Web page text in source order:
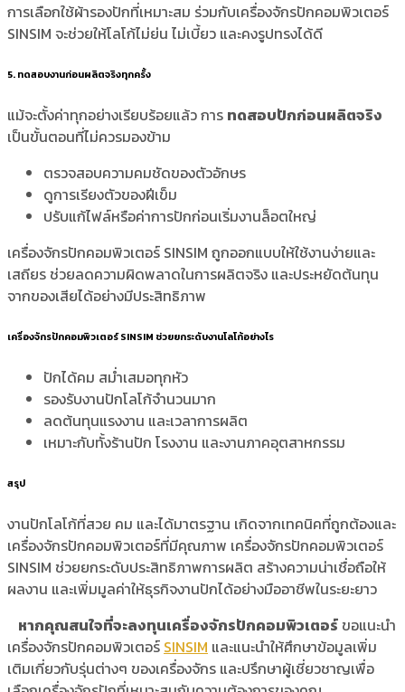
การเลือกใช้ผ้ารองปักที่เหมาะสม ร่วมกับเครื่องจักรปักคอมพิวเตอร์
SINSIM จะช่วยให้โลโก้ไม่ย่น ไม่เบี้ยว และคงรูปทรงได้ดี
5. ทดสอบงานก่อนผลิตจริงทุกครั้ง
แม้จะตั้งค่าทุกอย่างเรียบร้อยแล้ว การ ทดสอบปักก่อนผลิตจริง
เป็นขั้นตอนที่ไม่ควรมองข้าม
ตรวจสอบความคมชัดของตัวอักษร
ดูการเรียงตัวของฝีเข็ม
ปรับแก้ไฟล์หรือค่าการปักก่อนเริ่มงานล็อตใหญ่
เครื่องจักรปักคอมพิวเตอร์ SINSIM ถูกออกแบบให้ใช้งานง่ายและ
เสถียร ช่วยลดความผิดพลาดในการผลิตจริง และประหยัดต้นทุน
จากของเสียได้อย่างมีประสิทธิภาพ
เครื่องจักรปักคอมพิวเตอร์ SINSIM ช่วยยกระดับงานโลโก้อย่างไร
ปักได้คม สม่ำเสมอทุกหัว
รองรับงานปักโลโก้จำนวนมาก
ลดต้นทุนแรงงาน และเวลาการผลิต
เหมาะกับทั้งร้านปัก โรงงาน และงานภาคอุตสาหกรรม
สรุป
งานปักโลโก้ที่สวย คม และได้มาตรฐาน เกิดจากเทคนิคที่ถูกต้องและ
เครื่องจักรปักคอมพิวเตอร์ที่มีคุณภาพ เครื่องจักรปักคอมพิวเตอร์
SINSIM ช่วยยกระดับประสิทธิภาพการผลิต สร้างความน่าเชื่อถือให้
ผลงาน และเพิ่มมูลค่าให้ธุรกิจงานปักได้อย่างมืออาชีพในระยะยาว
หากคุณสนใจที่จะลงทุนเครื่องจักรปักคอมพิวเตอร์ ขอแนะนำ
เครื่องจักรปักคอมพิวเตอร์ SINSIM และแนะนำให้ศึกษาข้อมูลเพิ่ม
เติมเกี่ยวกับรุ่นต่างๆ ของเครื่องจักร และปรึกษาผู้เชี่ยวชาญเพื่อ